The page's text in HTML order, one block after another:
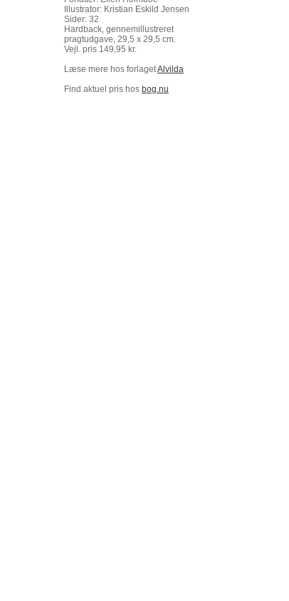
Illustrator: Kristian Eskild Jensen
Sider: 32
Hardback, gennemillustreret
pragtudgave, 29,5 x 29,5 cm.
Vejl. pris 149,95 kr.
Læse mere hos forlagetAlvilda
Find aktuel pris hos bog.nu